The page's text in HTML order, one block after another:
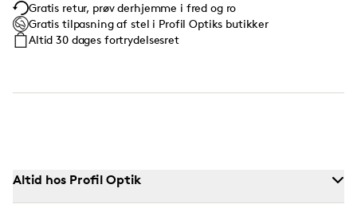
Gratis retur, prøv derhjemme i fred og ro
Gratis tilpasning af stel i Profil Optiks butikker
Altid 30 dages fortrydelsesret
Altid hos Profil Optik